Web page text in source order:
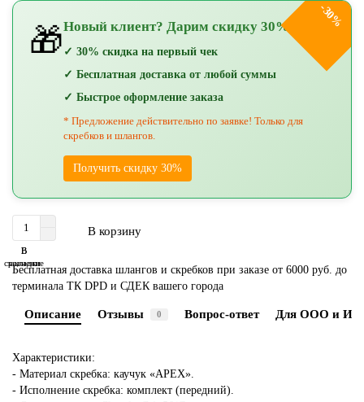
-30%
🎁Новый клиент? Дарим скидку 30%!
✓ 30% скидка на первый чек
✓ Бесплатная доставка от любой суммы
✓ Быстрое оформление заказа
* Предложение действительно по заявке! Только для
скребков и шлангов.
Получить скидку 30%
В корзину
В
закладки
В
сравнение
Бесплатная доставка шлангов и скребков при заказе от 6000 руб. до
терминала ТК DPD и СДЕК вашего города
Описание Отзывы 0 Вопрос-ответ Для ООО и ИП
Характеристики:
- Материал скребка: каучук «APEX».
- Исполнение скребка: комплект (передний).